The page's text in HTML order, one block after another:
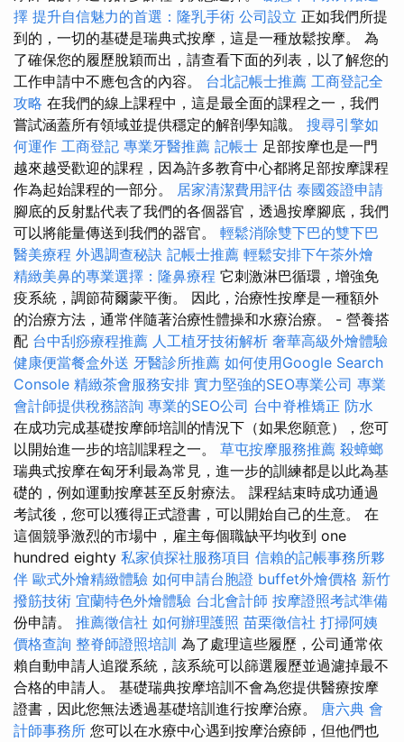
擇 提升自信魅力的首選：隆乳手術 公司設立 正如我們所提
到的，一切的基礎是瑞典式按摩，這是一種放鬆按摩。 為
了確保您的履歷脫穎而出，請查看下面的列表，以了解您的
工作申請中不應包含的內容。 台北記帳士推薦 工商登記全
攻略 在我們的線上課程中，這是最全面的課程之一，我們
嘗試涵蓋所有領域並提供穩定的解剖學知識。 搜尋引擎如
何運作 工商登記 專業牙醫推薦 記帳士 足部按摩也是一門
越來越受歡迎的課程，因為許多教育中心都將足部按摩課程
作為起始課程的一部分。 居家清潔費用評估 泰國簽證申請
腳底的反射點代表了我們的各個器官，透過按摩腳底，我們
可以將能量傳送到我們的器官。 輕鬆消除雙下巴的雙下巴
醫美療程 外遇調查秘訣 記帳士推薦 輕鬆安排下午茶外燴
精緻美鼻的專業選擇：隆鼻療程 它刺激淋巴循環，增強免
疫系統，調節荷爾蒙平衡。 因此，治療性按摩是一種額外
的治療方法，通常伴隨著治療性體操和水療治療。 - 營養搭
配 台中刮痧療程推薦 人工植牙技術解析 奢華高級外燴體驗
健康便當餐盒外送 牙醫診所推薦 如何使用Google Search
Console 精緻茶會服務安排 實力堅強的SEO專業公司 專業
會計師提供稅務諮詢 專業的SEO公司 台中脊椎矯正 防水
在成功完成基礎按摩師培訓的情況下（如果您願意），您可
以開始進一步的培訓課程之一。 草屯按摩服務推薦 殺蟑螂
瑞典式按摩在匈牙利最為常見，進一步的訓練都是以此為基
礎的，例如運動按摩甚至反射療法。 課程結束時成功通過
考試後，您可以獲得正式證書，可以開始自己的生意。 在
這個競爭激烈的市場中，雇主每個職缺平均收到 one
hundred eighty 私家偵探社服務項目 信賴的記帳事務所夥
伴 歐式外燴精緻體驗 如何申請台胞證 buffet外燴價格 新竹
撥筋技術 宜蘭特色外燴體驗 台北會計師 按摩證照考試準備
份申請。 推薦徵信社 如何辦理護照 苗栗徵信社 打掃阿姨
價格查詢 整脊師證照培訓 為了處理這些履歷，公司通常依
賴自動申請人追蹤系統，該系統可以篩選履歷並過濾掉最不
合格的申請人。 基礎瑞典按摩培訓不會為您提供醫療按摩
證書，因此您無法透過基礎培訓進行按摩治療。 唐六典 會
計師事務所 您可以在水療中心遇到按摩治療師，但他們也